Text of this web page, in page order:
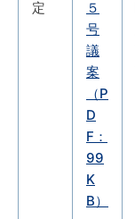
定
５
号
議
案
（P
D
F：
99
K
B）